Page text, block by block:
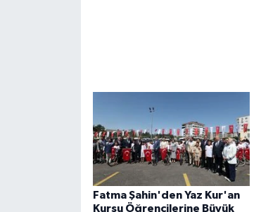
Fatma Şahin'den Yaz Kur'an
Kursu Öğrencilerine Büyük